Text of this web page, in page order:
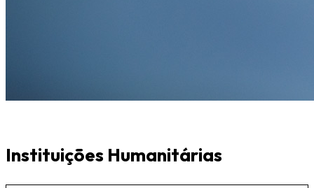
Instituições Humanitárias